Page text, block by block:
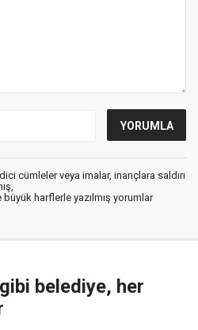
cümleler veya imalar, inançlara saldırı
harflerle yazılmış yorumlar
belediye, her